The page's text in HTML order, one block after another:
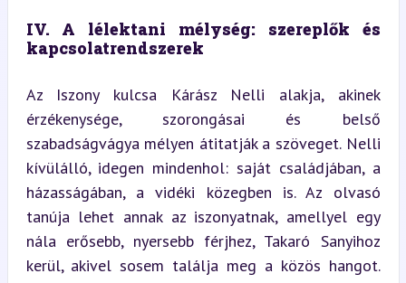
IV. A lélektani mélység: szereplők és
kapcsolatrendszerek
Az Iszony kulcsa Kárász Nelli alakja, akinek
érzékenysége, szorongásai és belső
szabadságvágya mélyen átitatják a szöveget. Nelli
kívülálló, idegen mindenhol: saját családjában, a
házasságában, a vidéki közegben is. Az olvasó
tanúja lehet annak az iszonyatnak, amellyel egy
nála erősebb, nyersebb férjhez, Takaró Sanyihoz
kerül, akivel sosem találja meg a közös hangot.